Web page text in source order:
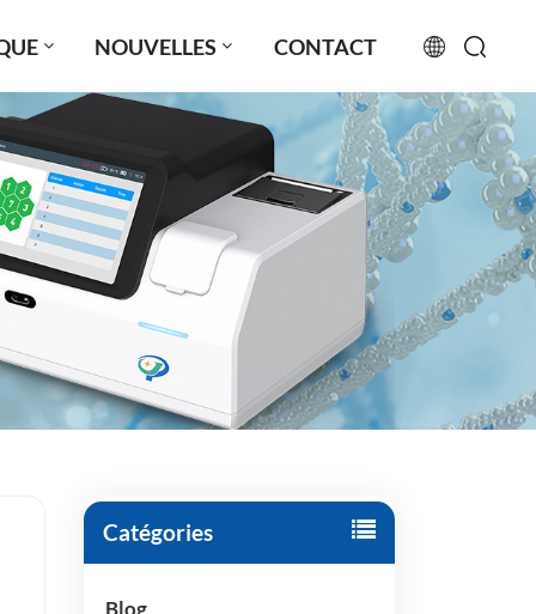
NOUVELLES CONTACT
English
français
русский
español
português
العربية
Türkçe
Catégories
Blog